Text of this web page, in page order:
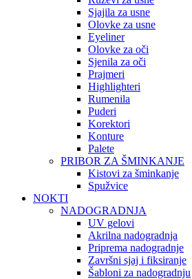
Sjajila za usne
Olovke za usne
Eyeliner
Olovke za oči
Sjenila za oči
Prajmeri
Highlighteri
Rumenila
Puderi
Korektori
Konture
Palete
PRIBOR ZA ŠMINKANJE
Kistovi za šminkanje
Spužvice
NOKTI
NADOGRADNJA
UV gelovi
Akrilna nadogradnja
Priprema nadogradnje
Završni sjaj i fiksiranje
Šabloni za nadogradnju